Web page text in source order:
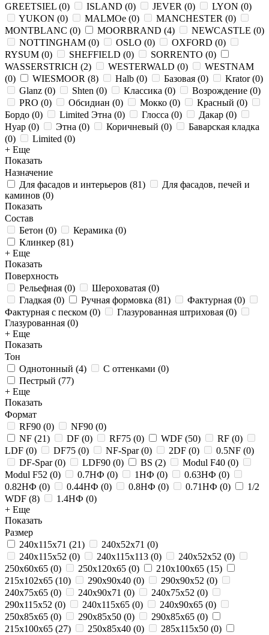
GREETSIEL (0) ISLAND (0) JEVER (0) LYON (0)
YUKON (0) MALMOe (0) MANCHESTER (0)
MONTBLANC (0) MOORBRAND (4) NEWCASTLE (0)
NOTTINGHAM (0) OSLO (0) OXFORD (0)
RYSUM (0) SHEFFIELD (0) SORRENTO (0)
WASSERSTRICH (2) WESTERWALD (0)
WESTNAM
(0) WIESMOOR (8) Halb (0) Базовая (0) Krator(0)
Glanz (0) Shten (0) Классика (0) Возрождение (0)
PRO (0) Обсидиан (0) Мокко (0) Красный (0)
Бордо (0) Limited Этна (0) Глосса (0) Дакар (0)
Нуар (0) Этна (0) Коричневый (0)
Баварская кладка
(0) Limited (0)
+ Еще
Показать
Назначение
Для фасадов и интерьеров (81)
Для фасадов, печей и
каминов (0)
Показать
Состав
Бетон (0) Керамика (0)
Клинкер (81)
+ Еще
Показать
Поверхность
Рельефная (0) Шероховатая (0)
Гладкая (0) Ручная формовка (81) Фактурная (0)
Фактурная с песком (0) Глазурованная штриховая (0)
Глазурованная (0)
+ Еще
Показать
Тон
Однотонный (4) С оттенками (0)
Пестрый (77)
+ Еще
Показать
Формат
RF90 (0) NF90 (0)
NF (21) DF (0) RF75 (0) WDF (50) RF (0)
LDF (0) DF75 (0) NF-Spar(0) 2DF (0) 0.5NF (0)
DF-Spar(0) LDF90 (0) BS (2) Modul F40 (0)
Modul F52 (0) 0.7НФ (0) 1НФ (0) 0.63НФ (0)
0.82НФ (0) 0.44НФ (0) 0.8НФ (0) 0.71НФ (0)
1/2
WDF (8) 1.4НФ (0)
+ Еще
Показать
Размер
240x115x71 (21) 240x52x71 (0)
240x115x52 (0) 240x115x113 (0) 240x52x52 (0)
250х60х65 (0) 250x120x65 (0) 210x100x65 (15)
215x102x65 (10) 290x90x40 (0) 290x90x52 (0)
240x75x65 (0) 240x90x71 (0) 240x75x52 (0)
290x115x52 (0) 240x115x65 (0) 240x90x65 (0)
250x85x65 (0) 290x85x50 (0) 290x85x65 (0)
215x100x65 (27) 250х85х40 (0) 285x115x50 (0)